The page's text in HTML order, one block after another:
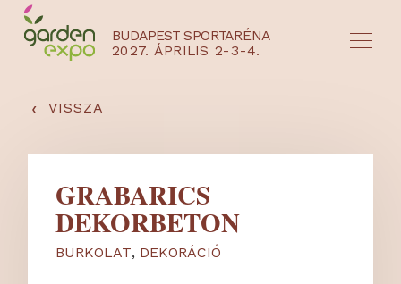
BUDAPEST SPORTARÉNA
2027. ÁPRILIS 2-3-4.
‹ VISSZA
GRABARICS
DEKORBETON
BURKOLAT, DEKORÁCIÓ